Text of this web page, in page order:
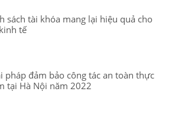
sách tài khóa mang lại hiệu quả cho
tế
pháp đảm bảo công tác an toàn thực
tại Hà Nội năm 2022